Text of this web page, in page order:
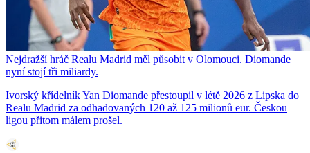
Nejdražší hráč Realu Madrid měl působit v Olomouci. Diomande
nyní stojí tři miliardy.
Ivorský křídelník Yan Diomande přestoupil v létě 2026 z Lipska do
Realu Madrid za odhadovaných 120 až 125 milionů eur. Českou
ligou přitom málem prošel.